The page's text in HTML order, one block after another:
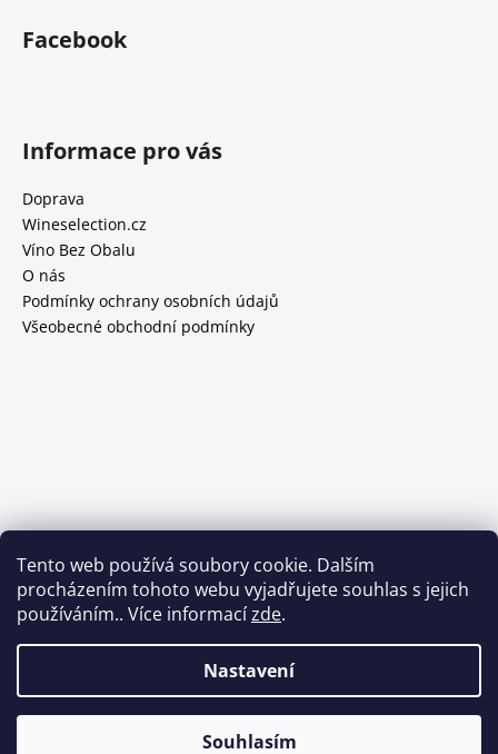
Tento web používá soubory cookie. Dalším
procházením tohoto webu vyjadřujete souhlas s jejich
používáním.. Více informacízde.
Nastavení
Souhlasím
Facebook
Informace pro vás
Doprava
Wineselection.cz
Víno Bez Obalu
O nás
Podmínky ochrany osobních údajů
Všeobecné obchodní podmínky
Wineselection. Všechna práva vyhrazena.